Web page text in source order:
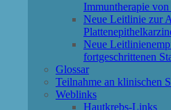
Immuntherapie
Neue Leitlinie zur
Neue
fortgeschrittenen
Glossar
Teilnahme an klinischen
Weblinks
Hautkrebs-Links